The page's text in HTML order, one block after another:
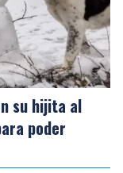
su hijita al
poder